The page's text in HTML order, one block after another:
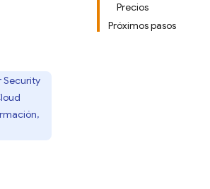
Precios
Próximos pasos
Security